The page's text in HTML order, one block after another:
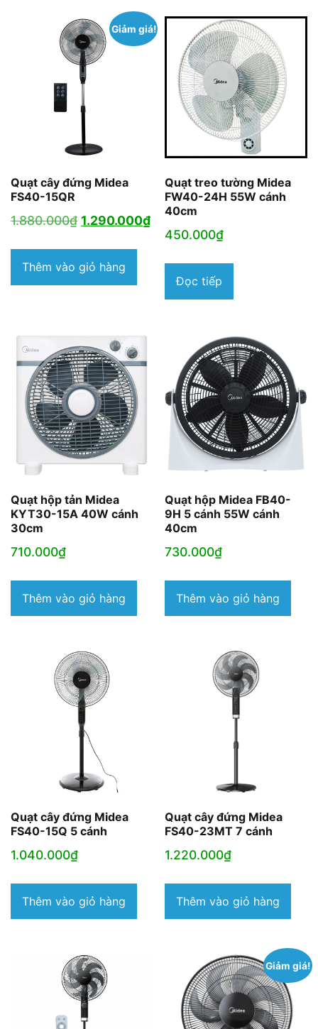
Giảm giá!
Quạt cây đứng Midea
FS40-15QR
1.880.000₫ Giá
là:
1.880.000₫.
1.290.000₫Giá
hiện
Thêm vào giỏ hàng
Quạt treo tường Midea
FW40-24H 55W cánh
40cm
450.000₫
Đọc tiếp
Quạt hộp tản Midea
KYT30-15A 40W cánh
30cm
710.000₫
Thêm vào giỏ hàng
Quạt hộp Midea FB40-
9H 5 cánh 55W cánh
40cm
730.000₫
Thêm vào giỏ hàng
Quạt cây đứng Midea
FS40-15Q 5 cánh
1.040.000₫
Thêm vào giỏ hàng
Quạt cây đứng Midea
FS40-23MT 7 cánh
1.220.000₫
Thêm vào giỏ hàng
Giảm giá!